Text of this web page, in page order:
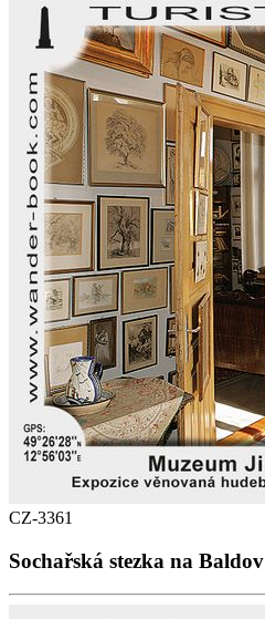
CZ-3361
Sochařská stezka na Baldov